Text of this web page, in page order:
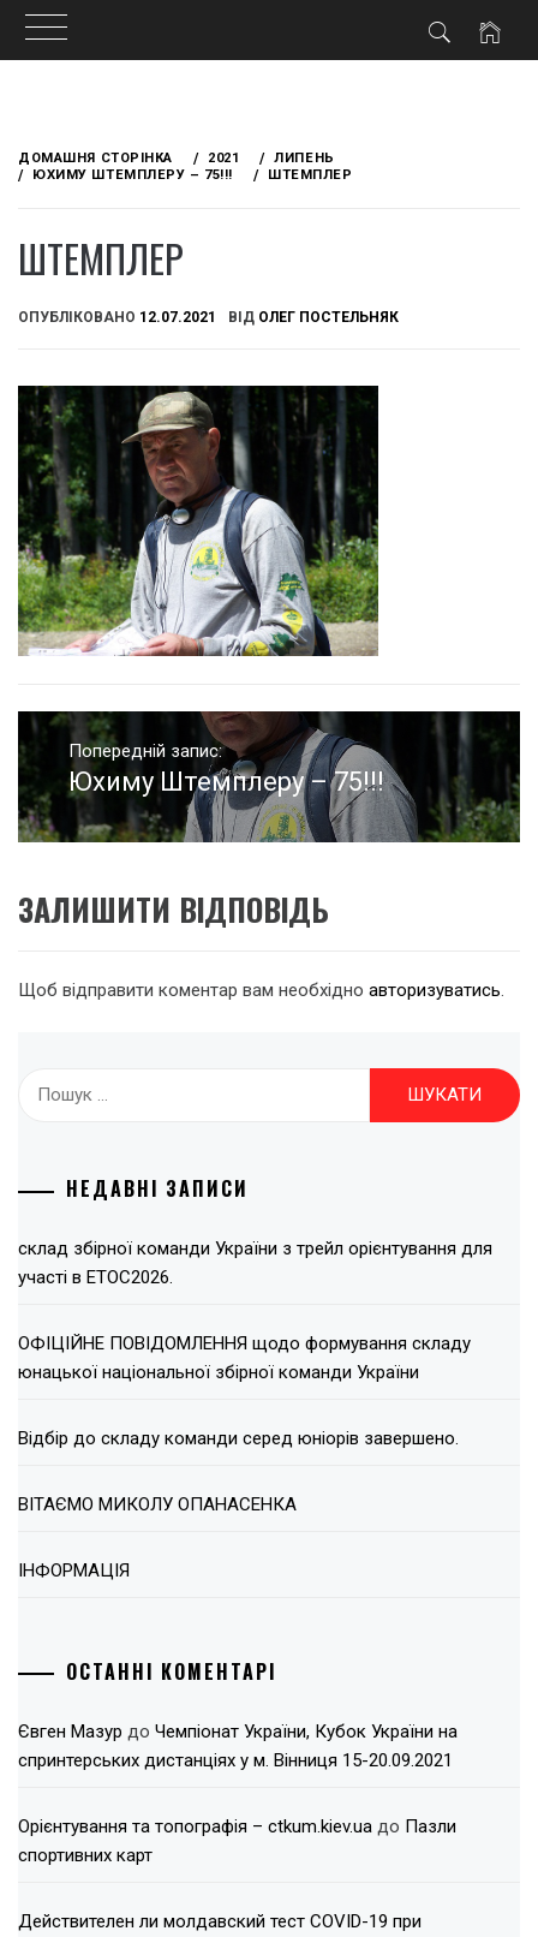
content
ДОМАШНЯ СТОРІНКА 2021
ЛИПЕНЬ
ЮХИМУ ШТЕМПЛЕРУ – 75!!!
ШТЕМПЛЕР
ШТЕМПЛЕР
ОПУБЛІКОВАНО 12.07.2021 ВІД ОЛЕГ ПОСТЕЛЬНЯК
Навігація
записівПопередній запис:
Попередній
Юхиму Штемплеру – 75!!!
ЗАЛИШИТИ ВІДПОВІДЬ
Щоб відправити коментар вам необхідно авторизуватись.
НЕДАВНІ ЗАПИСИ
склад збірної команди України з трейл орієнтування для
участі в ЕТОС2026.
ОФІЦІЙНЕ ПОВІДОМЛЕННЯ щодо формування складу
юнацької національної збірної команди України
Відбір до складу команди серед юніорів завершено.
ВІТАЄМО МИКОЛУ ОПАНАСЕНКА
ІНФОРМАЦІЯ
ОСТАННІ КОМЕНТАРІ
Євген Мазур до Чемпіонат України, Кубок України на
спринтерських дистанціях у м. Вінниця 15-20.09.2021
Орієнтування та топографія – ctkum.kiev.ua до Пазли
спортивних карт
Действителен ли молдавский тест COVID-19 при